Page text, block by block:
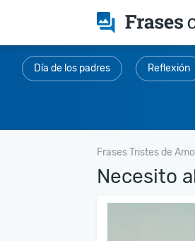
Día de los padres Reflexión
Frases Tristes de
Necesito